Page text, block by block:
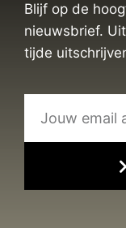
Blijf op de
nieuwsbrief.
tijde